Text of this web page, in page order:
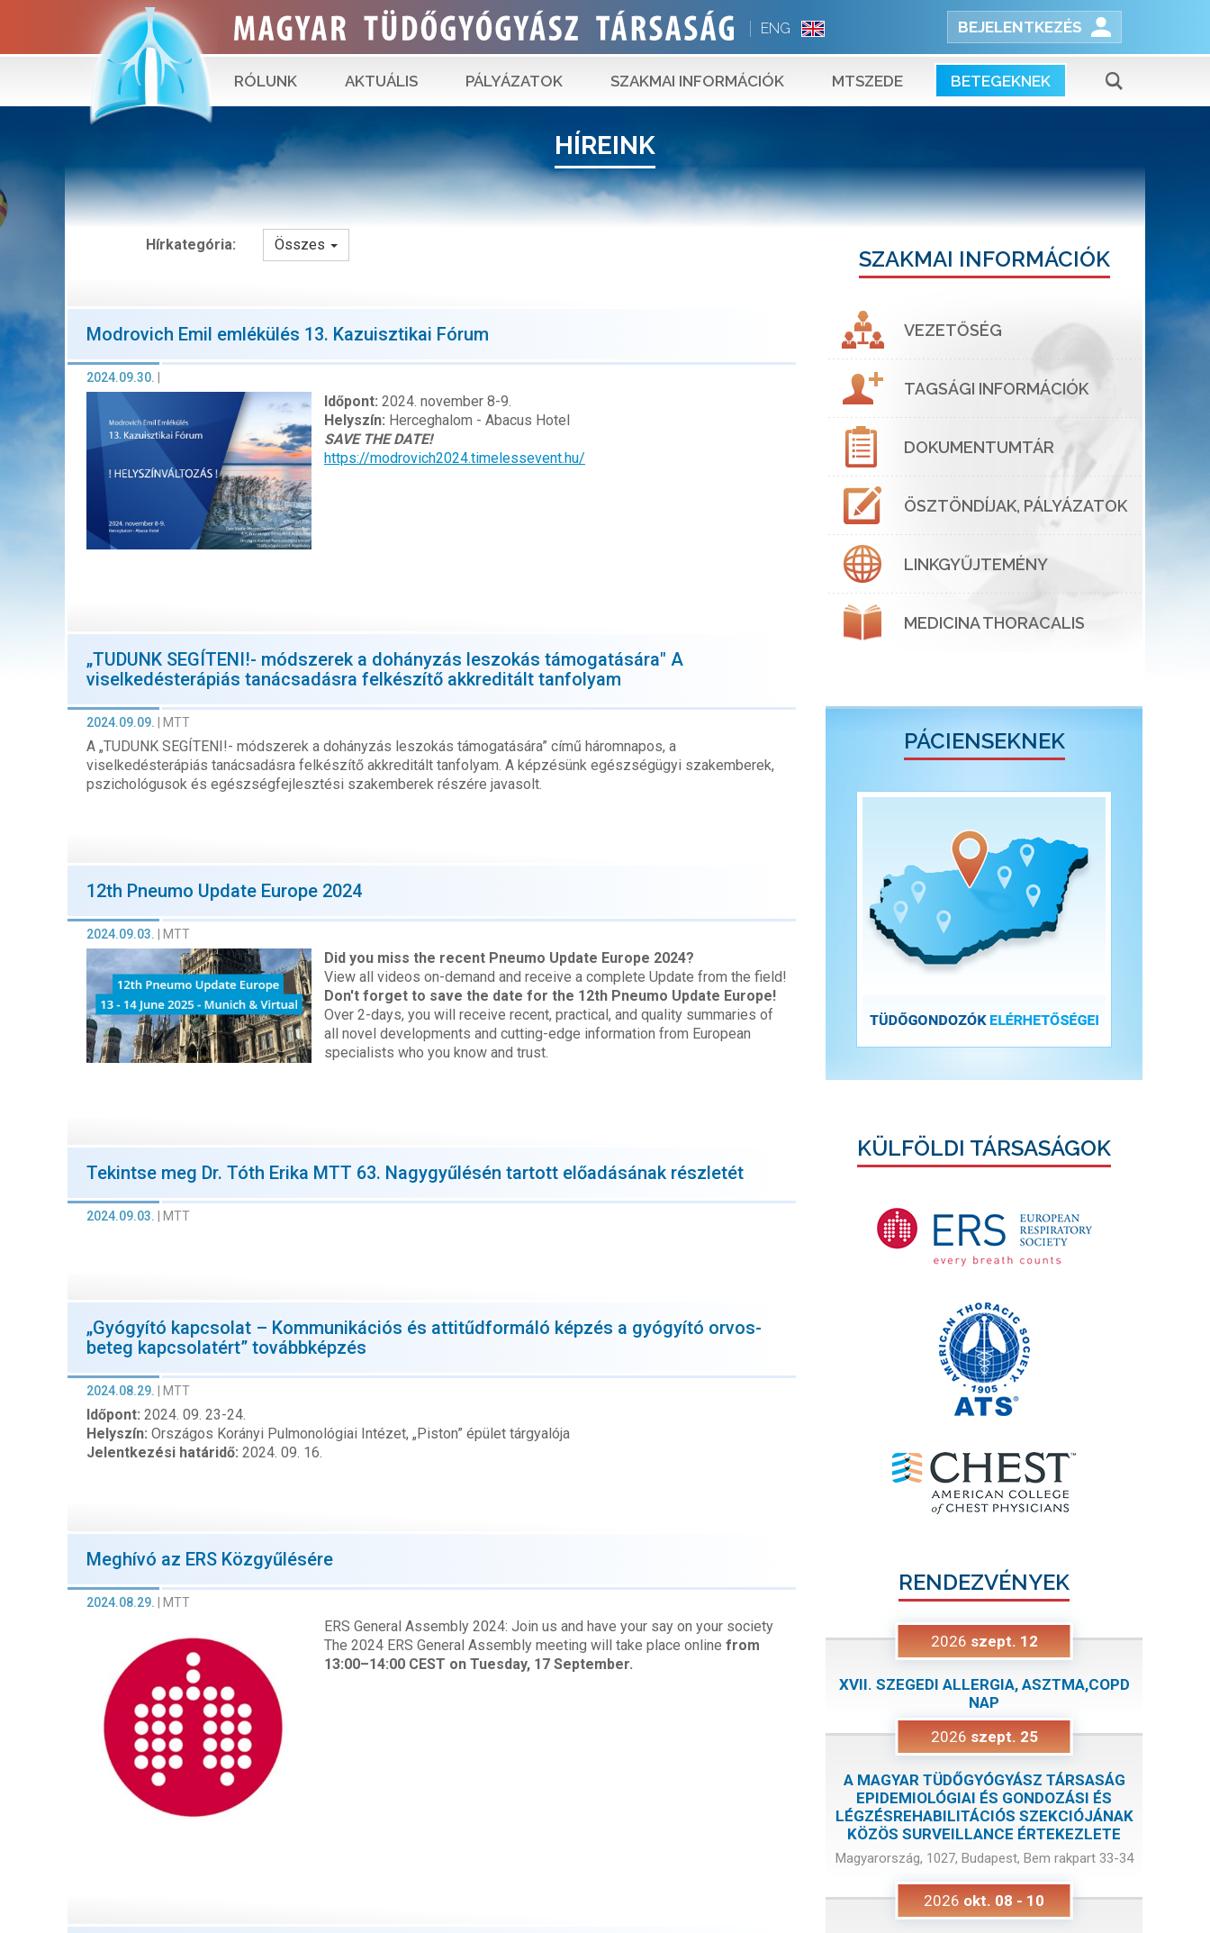
ENG BEJELENTKEZÉS
RÓLUNK AKTUÁLIS PÁLYÁZATOK SZAKMAI INFORMÁCIÓK MTSZEDE BETEGEKNEK
HÍREINK
Hírkategória: Összes
Modrovich Emil emlékülés 13. Kazuisztikai Fórum
2024.09.30.
Időpont: 2024. november 8-9.
Helyszín: Herceghalom - Abacus Hotel
SAVE THE DATE!
https://modrovich2024.timelessevent.hu/
„TUDUNK SEGÍTENI!- módszerek a dohányzás leszokás támogatására" A
viselkedésterápiás tanácsadásra felkészítő akkreditált tanfolyam
2024.09.09. MTT
A „TUDUNK SEGÍTENI!- módszerek a dohányzás leszokás támogatására” című háromnapos, a
viselkedésterápiás tanácsadásra felkészítő akkreditált tanfolyam. A képzésünk egészségügyi szakemberek,
pszichológusok és egészségfejlesztési szakemberek részére javasolt.
12th Pneumo Update Europe 2024
2024.09.03. MTT
Did you miss the recent Pneumo Update Europe 2024?
View all videos on-demand and receive a complete Update from the field!
Don't forget to save the date for the 12th Pneumo Update Europe!
Over 2-days, you will receive recent, practical, and quality summaries of
all novel developments and cutting-edge information from European
specialists who you know and trust.
Tekintse meg Dr. Tóth Erika MTT 63. Nagygyűlésén tartott előadásának részletét
2024.09.03. | MTT
„Gyógyító kapcsolat – Kommunikációs és attitűdformáló képzés a gyógyító orvos-
beteg kapcsolatért” továbbképzés
2024.08.29. | MTT
Időpont: 2024. 09. 23-24.
Helyszín: Országos Korányi Pulmonológiai Intézet, „Piston” épület tárgyalója
Jelentkezési határidő: 2024. 09. 16.
Meghívó az ERS Közgyűlésére
2024.08.29. | MTT
ERS General Assembly 2024: Join us and have your say on your society
The 2024 ERS General Assembly meeting will take place online from
13:00–14:00 CEST on Tuesday, 17 September.
SZAKMAI INFORMÁCIÓK
VEZETŐSÉG
TAGSÁGI INFORMÁCIÓK
DOKUMENTUMTÁR
ÖSZTÖNDÍJAK, PÁLYÁZATOK
LINKGYŰJTEMÉNY
MEDICINA THORACALIS
PÁCIENSEKNEK
KÜLFÖLDI TÁRSASÁGOK
RENDEZVÉNYEK
2026 szept. 12
XVII. SZEGEDI ALLERGIA, ASZTMA,COPD
NAP
2026 szept. 25
A MAGYAR TÜDŐGYÓGYÁSZ TÁRSASÁG
EPIDEMIOLÓGIAI ÉS GONDOZÁSI ÉS
LÉGZÉSREHABILITÁCIÓS SZEKCIÓJÁNAK
KÖZÖS SURVEILLANCE ÉRTEKEZLETE
Magyarország, 1027, Budapest, Bem rakpart 33-34
2026 okt. 08 - 10